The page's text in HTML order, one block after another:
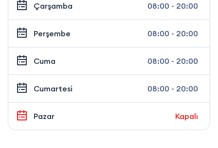
Çarşamba 08:00 - 20:00
Perşembe 08:00 - 20:00
Cuma 08:00 - 20:00
Cumartesi 08:00 - 20:00
Pazar Kapalı